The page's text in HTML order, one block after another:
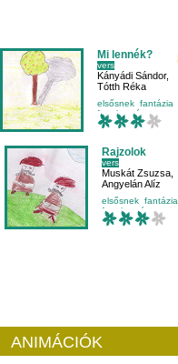
Mi lennék?
vers
Kányádi Sándor,
Tótth Réka
elsősnek fantázia
fogalmazás
környezetismeret
Rajzolok
vers
Muskát Zsuzsa
Angyelán Alíz
elsősnek fantázia
fogalmazás
közlekedés
ANIMÁCIÓK